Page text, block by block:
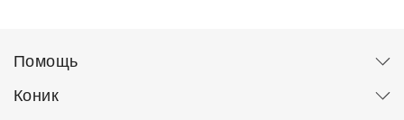
Помощь
Коник